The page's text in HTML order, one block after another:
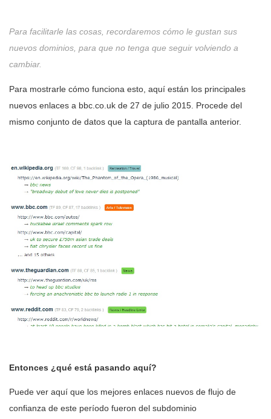
Para facilitarle las cosas, recordaremos cómo le gustan sus
nuevos dominios, para que no tenga que seguir volviendo a
cambiar.
Para mostrarle cómo funciona esto, aquí están los principales
nuevos enlaces a bbc.co.uk de 27 de julio 2015. Procede del
mismo conjunto de datos que la captura de pantalla anterior.
Entonces ¿qué está pasando aquí?
Puede ver aquí que los mejores enlaces nuevos de flujo de
confianza de este período fueron del subdominio